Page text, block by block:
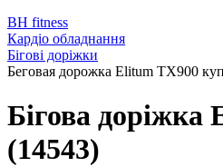
BH fitness
Кардіо обладнання
Бігові доріжки
Беговая дорожка Elitum TX900
Бігова доріжка
(14543)